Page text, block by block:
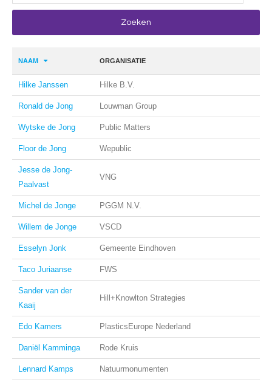
NAAM ORGANISATIE
Hilke Janssen Hilke B.V.
Ronald de Jong Louwman Group
Wytske de Jong Public Matters
Floor de Jong Wepublic
Jesse de Jong-
Paalvast
VNG
Michel de Jonge PGGM N.V.
Willem de Jonge VSCD
Esselyn Jonk Gemeente Eindhoven
Taco Juriaanse FWS
Sander van der
Kaaij
Hill+Knowlton Strategies
Edo Kamers PlasticsEurope Nederland
Daniël Kamminga Rode Kruis
Lennard Kamps Natuurmonumenten